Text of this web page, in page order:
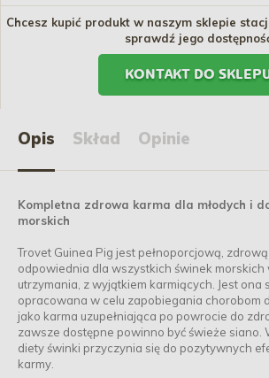
Chcesz kupić produkt w naszym sklepie
sprawdź jego
KONTAKT DO
Opis Skład Opinie
Kompletna zdrowa karma dla młodych i
morskich
Trovet Guinea Pig jest pełnoporcjową,
odpowiednia dla wszystkich świnek morskich
utrzymania, z wyjątkiem karmiących. Jest ona
opracowana w celu zapobiegania chorobom
jako karma uzupełniająca po powrocie do
zawsze dostępne powinno być świeże siano.
diety świnki przyczynia się do pozytywnych
karmy.